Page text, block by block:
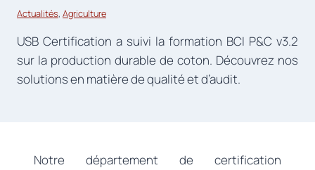
Actualités, Agriculture
USB Certification a suivi la formation BCI P&C v3.2
sur la production durable de coton. Découvrez nos
solutions en matière de qualité et d’audit.
Notre département de certification